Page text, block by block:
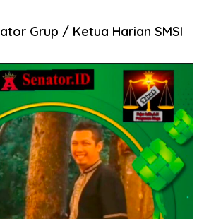
Grup / Ketua Harian SMSI